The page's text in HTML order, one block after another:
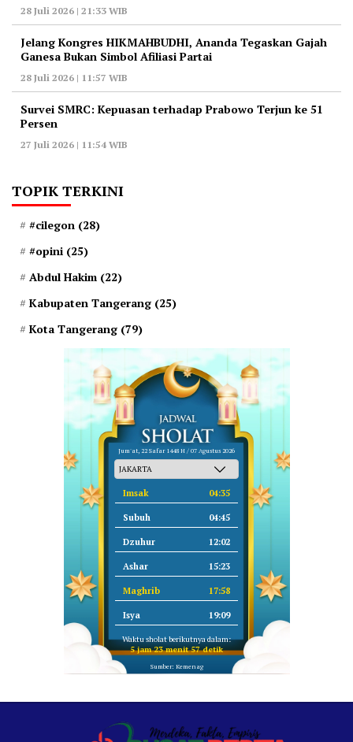
28 Juli 2026 | 21:33 WIB
‎Jelang Kongres HIKMAHBUDHI, Ananda Tegaskan Gajah
Ganesa Bukan Simbol Afiliasi Partai
28 Juli 2026 | 11:57 WIB
‎Survei SMRC: Kepuasan terhadap Prabowo Terjun ke 51
Persen
27 Juli 2026 | 11:54 WIB
TOPIK TERKINI
#cilegon (28)
#opini (25)
Abdul Hakim (22)
Kabupaten Tangerang (25)
Kota Tangerang (79)
Jum'at, 22 Safar 1448 H / 07 Agustus 2026
Imsak 04:35
Subuh 04:45
Dzuhur 12:02
Ashar 15:23
Maghrib 17:58
Isya 19:09
Waktu sholat berikutnya dalam:
5 jam 23 menit 57 detik
Sumber: Kemenag